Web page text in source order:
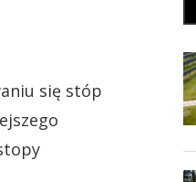
się stóp